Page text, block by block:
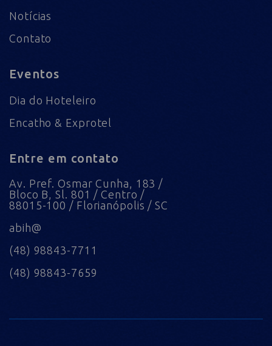
Notícias
Contato
Eventos
Dia do Hoteleiro
Encatho & Exprotel
Entre em contato
Av. Pref. Osmar Cunha, 183 /
Bloco B, Sl. 801 / Centro /
88015-100 / Florianópolis / SC
abih@
(48) 98843-7711
(48) 98843-7659